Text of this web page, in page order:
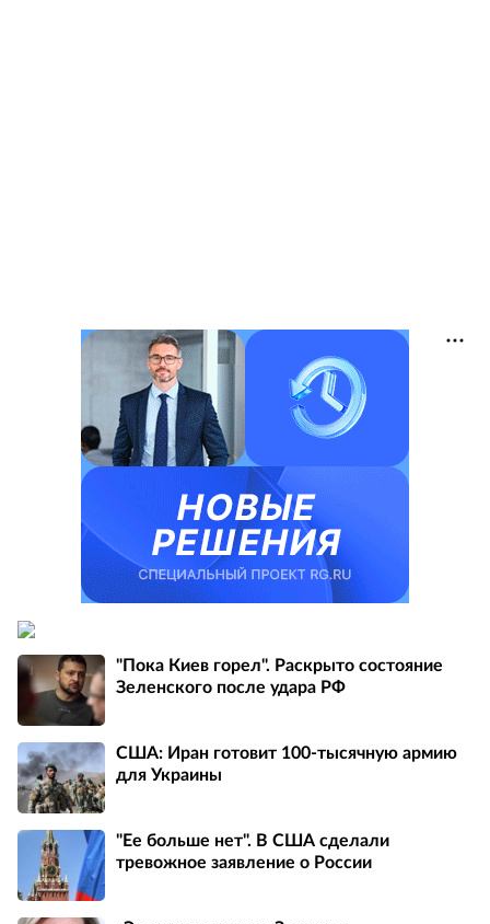
"Пока Киев горел". Раскрыто состояние
Зеленского после удара РФ
США: Иран готовит 100-тысячную армию
для Украины
"Ее больше нет". В США сделали
тревожное заявление о России